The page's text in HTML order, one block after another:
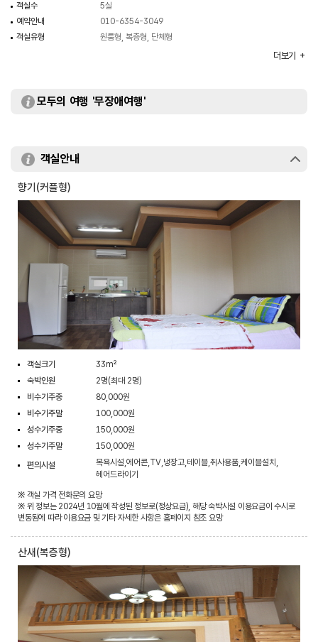
객실수
5실
예약안내
010-6354-3049
객실유형
원룸형, 복층형, 단체형
더보기
모두의 여행 '무장애여행'
객실안내
향기(커플형)
객실크기
33m²
숙박인원
2명(최대 2명)
비수기주중
80,000원
비수기주말
100,000원
성수기주중
150,000원
성수기주말
150,000원
편의시설
목욕시설,에어콘,TV,냉장고,테이블,취사용품,케이블설치,
헤어드라이기
※ 객실 가격 전화문의 요망
※ 위 정보는 2024년 10월에 작성된 정보로(정상요금), 해당 숙박시설 이용요금이 수시로
변동됨에 따라 이용요금 및 기타 자세한 사항은 홈페이지 참조 요망
산새(복층형)